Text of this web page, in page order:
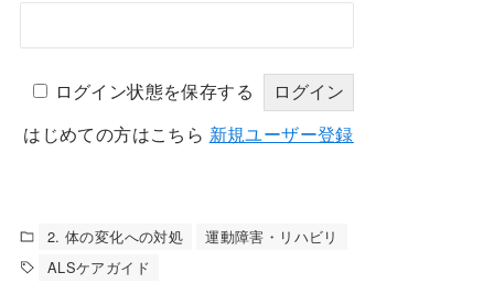
ログイン状態を保存する
はじめての方はこちら 新規ユーザー登録
2. 体の変化への対処
運動障害・リハビリ
ALSケアガイド